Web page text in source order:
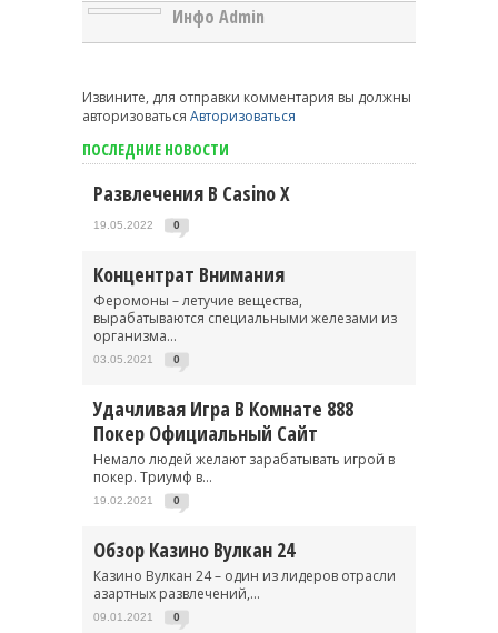
Инфо Admin
Извините, для отправки комментария вы должны
авторизоваться Авторизоваться
ПОСЛЕДНИЕ НОВОСТИ
Развлечения В Casino X
19.05.2022 0
Концентрат Внимания
Феромоны – летучие вещества,
вырабатываются специальными железами из
организма...
03.05.2021 0
Удачливая Игра В Комнате 888
Покер Официальный Сайт
Немало людей желают зарабатывать игрой в
покер. Триумф в...
19.02.2021 0
Обзор Казино Вулкан 24
Казино Вулкан 24 – один из лидеров отрасли
азартных развлечений,...
09.01.2021 0